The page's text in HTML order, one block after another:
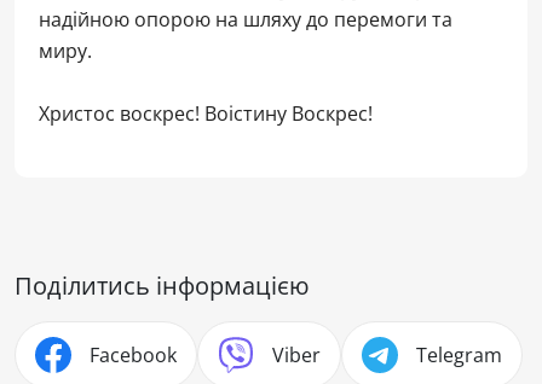
надійною опорою на шляху до перемоги та
миру.
Христос воскрес! Воістину Воскрес!
Поділитись інформацією
Facebook Viber Telegram